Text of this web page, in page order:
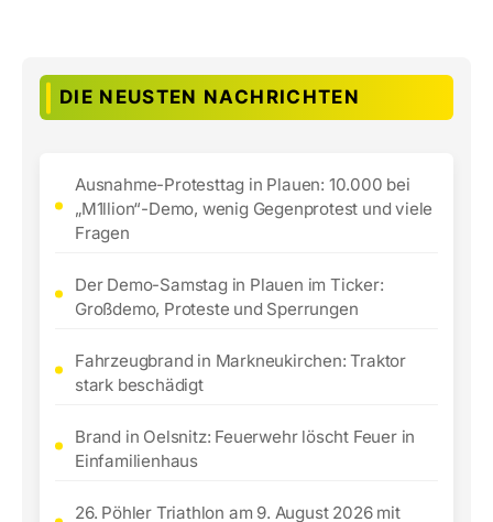
DIE NEUSTEN NACHRICHTEN
Ausnahme-Protesttag in Plauen: 10.000 bei
„M1llion“-Demo, wenig Gegenprotest und viele
Fragen
Der Demo-Samstag in Plauen im Ticker:
Großdemo, Proteste und Sperrungen
Fahrzeugbrand in Markneukirchen: Traktor
stark beschädigt
Brand in Oelsnitz: Feuerwehr löscht Feuer in
Einfamilienhaus
26. Pöhler Triathlon am 9. August 2026 mit